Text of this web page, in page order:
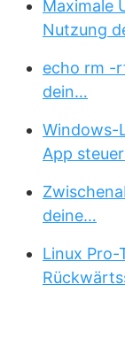
Maximale
Nutzung
echo rm -
dein…
Windows-
App
deine…
Linux Pro-